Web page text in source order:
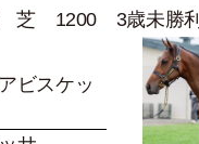
芝 1200 3歳未勝利
ビスケッ